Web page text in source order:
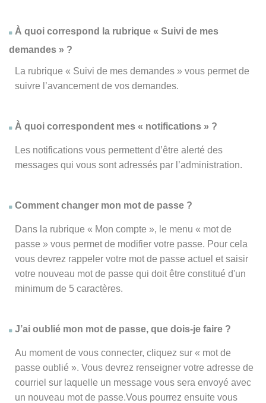
À quoi correspond la rubrique « Suivi de mes
demandes » ?
La rubrique « Suivi de mes demandes » vous permet de
suivre l’avancement de vos demandes.
À quoi correspondent mes « notifications » ?
Les notifications vous permettent d’être alerté des
messages qui vous sont adressés par l’administration.
Comment changer mon mot de passe ?
Dans la rubrique « Mon compte », le menu « mot de
passe » vous permet de modifier votre passe. Pour cela
vous devrez rappeler votre mot de passe actuel et saisir
votre nouveau mot de passe qui doit être constitué d'un
minimum de 5 caractères.
J’ai oublié mon mot de passe, que dois-je faire ?
Au moment de vous connecter, cliquez sur « mot de
passe oublié ». Vous devrez renseigner votre adresse de
courriel sur laquelle un message vous sera envoyé avec
un nouveau mot de passe.Vous pourrez ensuite vous